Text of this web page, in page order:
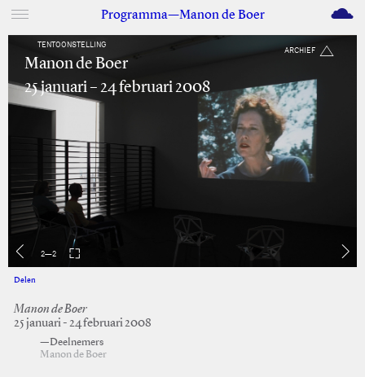
Programma—Manon de Boer M
TENTOONSTELLING
ARCHIEF
Manon de Boer
25 januari – 24 februari 2008
2—2
Delen
Manon de Boer
25 januari - 24 februari 2008
—Deelnemers
Manon de Boer